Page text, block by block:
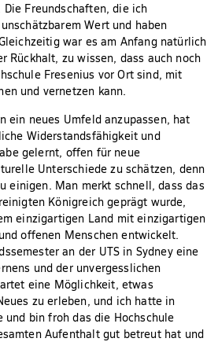
Freundschaften, die ich
Wert und haben
war es am Anfang natürlich
Rückhalt, zu wissen, dass auch noch
Fresenius vor Ort sind, mit
und vernetzen kann.
ein neues Umfeld anzupassen, hat
Widerstandsfähigkeit und
gelernt, offen für neue
Unterschiede zu schätzen, denn
einigen. Man merkt schnell, dass das
Königreich geprägt wurde,
einzigartigen Land mit einzigartigen
offenen Menschen entwickelt.
an der UTS in Sydney eine
und der unvergesslichen
eine Möglichkeit, etwas
zu erleben, und ich hatte in
bin froh das die Hochschule
Aufenthalt gut betreut hat und